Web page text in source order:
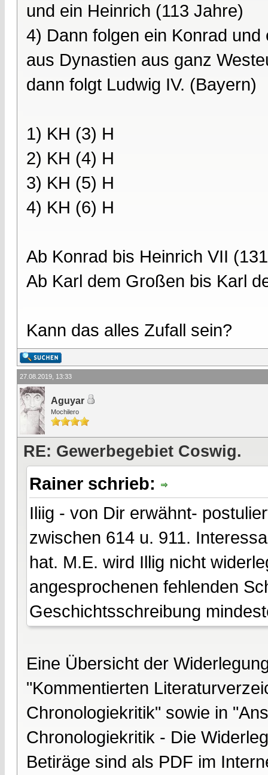
und ein Heinrich (113 Jahre)
4) Dann folgen ein Konrad
aus Dynastien aus ganz
dann folgt Ludwig IV. (Bayern)
1) KH (3) H
2) KH (4) H
3) KH (5) H
4) KH (6) H
Ab Konrad bis Heinrich VII
Ab Karl dem Großen bis Karl
Kann das alles Zufall sein?
27.08.2019, 13:33
Aguyar
Mochilero
RE: Gewerbegebiet Coswig.
Rainer schrieb:
Iliig - von Dir erwähnt-
zwischen 614 u. 911.
hat. M.E. wird Illig nicht
angesprochenen fehlenden
Geschichtsschreibung
Eine Übersicht der
"Kommentierten
Chronologiekritik" sowie in
Chronologiekritik - Die
Betiräge sind als PDF im